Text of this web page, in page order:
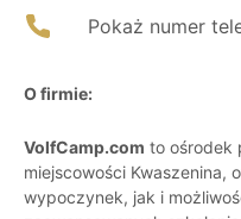
Pokaż numer
O firmie:
VolfCamp.com to ośrodek
miejscowości Kwaszenina,
wypoczynek, jak i